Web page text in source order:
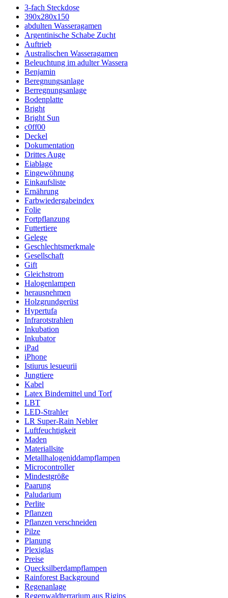
3-fach Steckdose
390x280x150
abdulten Wasseragamen
Argentinische Schabe Zucht
Auftrieb
Australischen Wasseragamen
Beleuchtung im adulter Wassera
Benjamin
Beregnungsanlage
Berregnungsanlage
Bodenplatte
Bright
Bright Sun
c0ff00
Deckel
Dokumentation
Drittes Auge
Eiablage
Eingewöhnung
Einkaufsliste
Ernährung
Farbwiedergabeindex
Folie
Fortpflanzung
Futtertiere
Gelege
Geschlechtsmerkmale
Gesellschaft
Gift
Gleichstrom
Halogenlampen
herausnehmen
Holzgrundgerüst
Hypertufa
Infrarotstrahlen
Inkubation
Inkubator
iPad
iPhone
Istiurus lesueurii
Jungtiere
Kabel
Latex Bindemittel und Torf
LBT
LED-Strahler
LR Super-Rain Nebler
Luftfeuchtigkeit
Maden
Materiallsite
Metallhalogeniddampflampen
Microcontroller
Mindestgröße
Paarung
Paludarium
Perlite
Pflanzen
Pflanzen verschneiden
Pilze
Planung
Plexiglas
Preise
Quecksilberdampflampen
Rainforest Background
Regenanlage
Regenwaldterrarium aus Rigips